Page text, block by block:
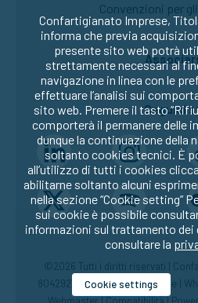
Convenzioni per
Seguici
©2026 Tutti i diritti riservati |
80429270582 |Privacy|Cookie
Confartigianato Imprese,
informa che previa
presente sito web potrà
strettamente necessari al
navigazione in linea con le
effettuare l’analisi sui
sito web. Premere il tasto
comporterà il permanere delle
dunque la continuazione della
soltanto cookies tecnici. È
all’utilizzo di tutti i cookies
abilitarne soltanto alcuni
nella sezione “Cookie setting”
sui cookie è possibile
informazioni sul trattamento dei
consultare la
Cookie settings